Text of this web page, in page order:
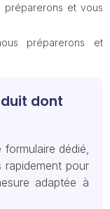
et vous
préparerons et
dont
dédié,
pour
adaptée à